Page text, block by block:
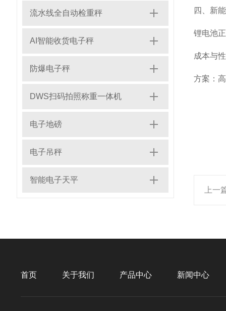
流水线全自动检重秤
AI智能收货电子秤
防爆电子秤
DWS扫码拍照称重一体机
电子地磅
电子吊秤
智能电子天平
四、新
锂电池
成本与
方案：
上一
首页 关于我们 产品中心 新闻中心